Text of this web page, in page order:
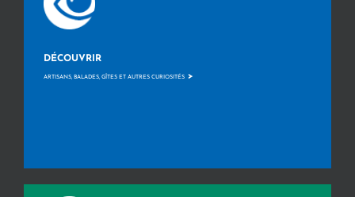
DÉCOUVRIR
ARTISANS, BALADES, GÎTES ET AUTRES CURIOSITÉS >